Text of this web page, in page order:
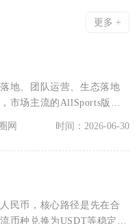
更多 +
地、团队运营、生态落地
市场主流的AllSports版本
网 时间：2026-06-30
民币，核心路径是先在合
币种兑换为USDT等稳定